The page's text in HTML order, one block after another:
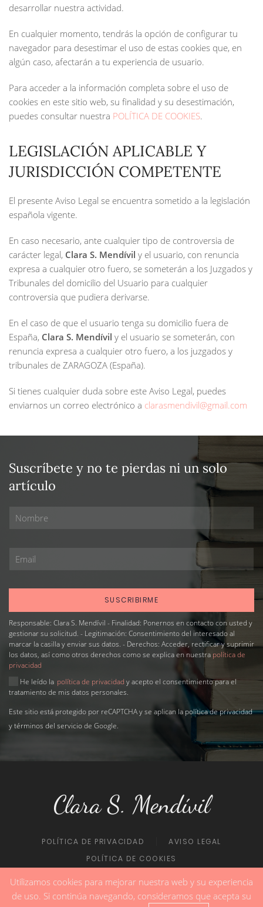
desarrollar nuestra actividad.
En cualquier momento, tendrás la opción de configurar tu
navegador para desestimar el uso de estas cookies que, en
algún caso, afectarán a tu experiencia de usuario.
Para acceder a la información completa sobre el uso de
cookies en este sitio web, su finalidad y su desestimación,
puedes consultar nuestra POLÍTICA DE COOKIES.
LEGISLACIÓN APLICABLE Y
JURISDICCIÓN COMPETENTE
El presente Aviso Legal se encuentra sometido a la legislación
española vigente.
En caso necesario, ante cualquier tipo de controversia de
carácter legal, Clara S. Mendívil y el usuario, con renuncia
expresa a cualquier otro fuero, se someterán a los Juzgados y
Tribunales del domicilio del Usuario para cualquier
controversia que pudiera derivarse.
En el caso de que el usuario tenga su domicilio fuera de
España, Clara S. Mendívil y el usuario se someterán, con
renuncia expresa a cualquier otro fuero, a los juzgados y
tribunales de ZARAGOZA (España).
Si tienes cualquier duda sobre este Aviso Legal, puedes
enviarnos un correo electrónico a clarasmendivil@gmail.com
Suscríbete y no te pierdas ni un solo
artículo
Responsable: Clara S. Mendívil - Finalidad: Ponernos en contacto con usted y
gestionar su solicitud. - Legitimación: Consentimiento del interesado al
marcar la casilla y enviar sus datos. - Derechos: Acceder, rectificar y suprimir
los datos, así como otros derechos como se explica en nuestra política de
privacidad
He leído la política de privacidad y acepto el consentimiento para el
tratamiento de mis datos personales.
Este sitio está protegido por reCAPTCHA y se aplican la política de privacidad
ytérminos del serviciode Google.
Clara S. Mendívil
POLÍTICA DE PRIVACIDAD
AVISO LEGAL
POLÍTICA DE COOKIES
Utilizamos cookies para mejorar nuestra web y su experiencia
de uso. Si continúa navegando, consideramos que acepta su